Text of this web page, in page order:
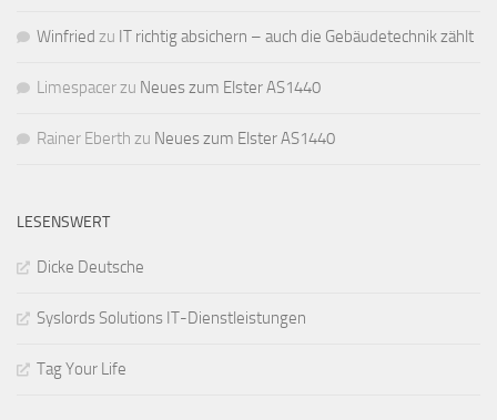
Winfried zu IT richtig absichern – auch die Gebäudetechnik zählt
Limespacerzu Neues zum Elster AS1440
Rainer Eberth zu Neues zum Elster AS1440
LESENSWERT
Dicke Deutsche
Syslords Solutions IT-Dienstleistungen
Tag Your Life